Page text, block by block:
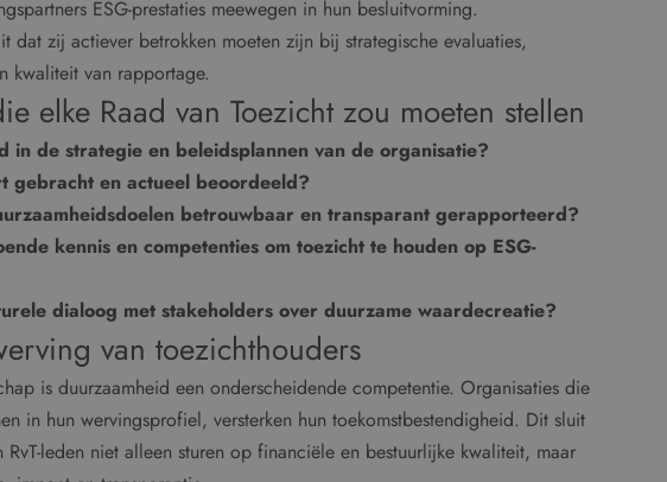
ESG-prestaties meewegen in hun besluitvorming.
dat zij actiever betrokken moeten zijn bij strategische evaluaties,
kwaliteit van rapportage.
elke Raad van Toezicht zou moeten stellen
in de strategie en beleidsplannen van de organisatie?
gebracht en actueel beoordeeld?
betrouwbaar en transparant gerapporteerd?
kennis en competenties om toezicht te houden op ESG-
dialoog met stakeholders over duurzame waardecreatie?
van toezichthouders
is duurzaamheid een onderscheidende competentie. Organisaties die
in hun wervingsprofiel, versterken hun toekomstbestendigheid. Dit sluit
leden niet alleen sturen op financiële en bestuurlijke kwaliteit, maar